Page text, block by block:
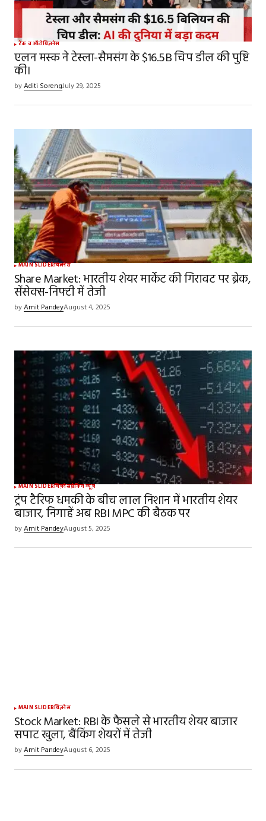
Your Name*
browser for the next time I comment.
SUBMIT COMMENT
टेक व ऑटोबिज़नेस
एलन मस्क ने टेस्ला-सैमसंग के $16.5B चिप डील की पुष्टि
की।
byAditi SorengJuly 29, 2025
MAIN SLIDERबिज़नेस
Share Market: भारतीय शेयर मार्केट की गिरावट पर ब्रेक,
सेंसेक्स-निफ्टी में तेजी
byAmit PandeyAugust 4, 2025
MAIN SLIDERबिज़नेसब्रेकिंग न्यूज़
ट्रंप टैरिफ धमकी के बीच लाल निशान में भारतीय शेयर
बाजार, निगाहें अब RBI MPC की बैठक पर
byAmit PandeyAugust 5, 2025
MAIN SLIDERबिज़नेस
Stock Market: RBI के फैसले से भारतीय शेयर बाजार
सपाट खुला, बैंकिंग शेयरों में तेजी
byAmit PandeyAugust 6, 2025